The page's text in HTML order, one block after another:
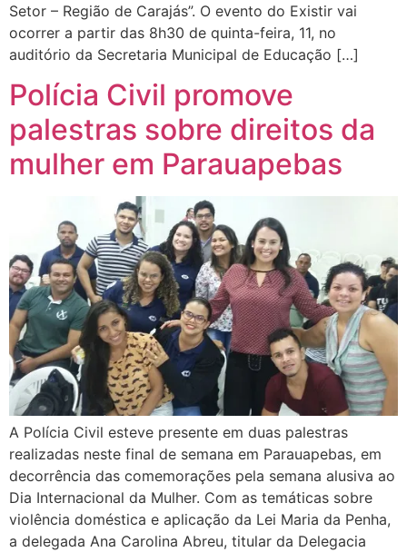
Setor – Região de Carajás”. O evento do Existir vai
ocorrer a partir das 8h30 de quinta-feira, 11, no
auditório da Secretaria Municipal de Educação […]
Polícia Civil promove
palestras sobre direitos da
mulher em Parauapebas
A Polícia Civil esteve presente em duas palestras
realizadas neste final de semana em Parauapebas, em
decorrência das comemorações pela semana alusiva ao
Dia Internacional da Mulher. Com as temáticas sobre
violência doméstica e aplicação da Lei Maria da Penha,
a delegada Ana Carolina Abreu, titular da Delegacia